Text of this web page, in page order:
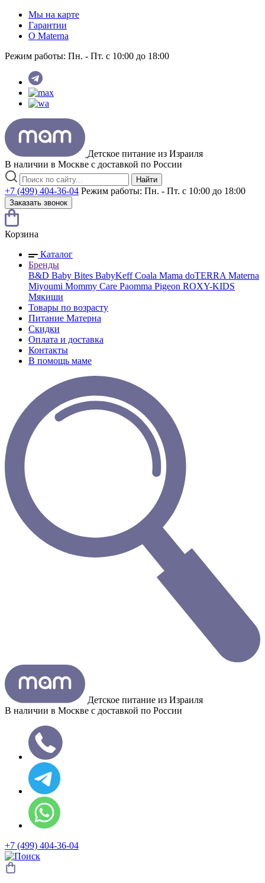
Мы на карте
Гарантии
O Materna
Режим работы: Пн. - Пт. с 10:00 до 18:00
Детское питание из Израиля
В наличии в Москве с доставкой по России
Найти
+7 (499) 404-36-04 Режим работы: Пн. - Пт. с 10:00 до 18:00
Заказать звонок
Корзина
Каталог
Бренды
B&D Baby Bites BabyKeffCoala Mama doTERRA Materna
Miyoumi Mommy Care Paomma Pigeon ROXY-KIDS
Мякиши
Товары по возрасту
Питание Матерна
Скидки
Оплата и доставка
Контакты
В помощь маме
Детское питание из Израиля
В наличии в Москве с доставкой по России
+7 (499) 404-36-04